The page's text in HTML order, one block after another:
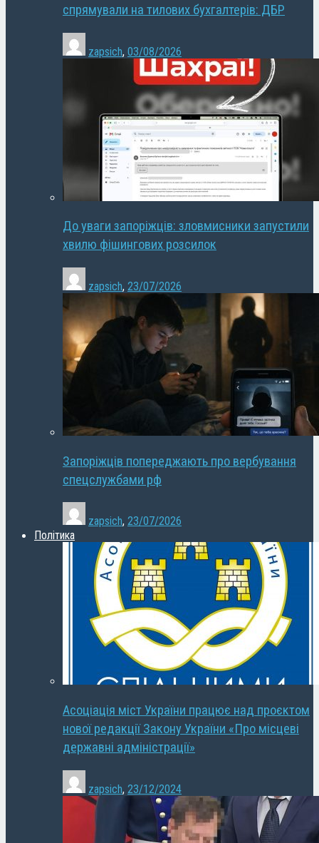
спрямували на тилових бухгалтерів: ДБР
zapsich, 03/08/2026
До уваги запоріжців: зловмисники запустили
хвилю фішингових розсилок
zapsich, 23/07/2026
Запоріжців попереджають про вербування
спецслужбами рф
zapsich, 23/07/2026
Політика
Асоціація міст України працює над проєктом
нової редакції Закону України «Про місцеві
державні адміністрації»
zapsich, 23/12/2024